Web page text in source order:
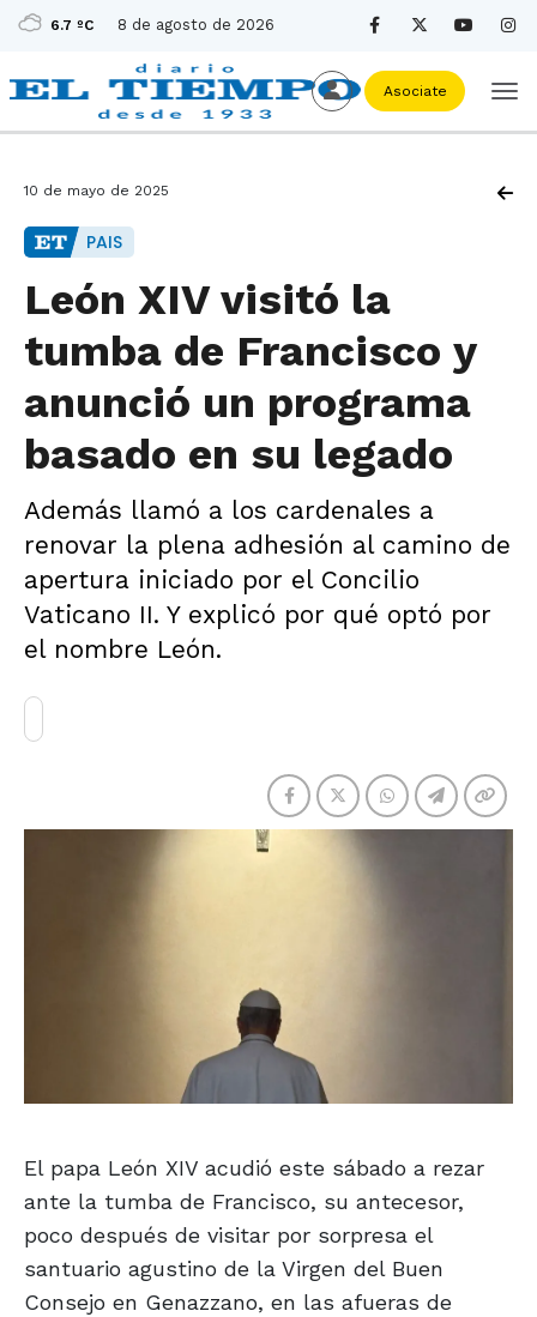
6.7 ºC 8 de agosto de 2026
Asociate
10 de mayo de 2025
PAIS
León XIV visitó la
tumba de Francisco y
anunció un programa
basado en su legado
Además llamó a los cardenales a
renovar la plena adhesión al camino de
apertura iniciado por el Concilio
Vaticano II. Y explicó por qué optó por
el nombre León.
El papa León XIV acudió este sábado a rezar
ante la tumba de Francisco, su antecesor,
poco después de visitar por sorpresa el
santuario agustino de la Virgen del Buen
Consejo en Genazzano, en las afueras de